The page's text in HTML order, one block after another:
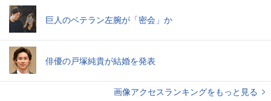
巨人のベテラン左腕が「密会」か
俳優の戸塚純貴が結婚を発表
画像アクセスランキングをもっと見る